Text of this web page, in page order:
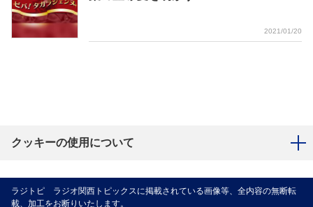
2021/01/20
クッキーの使用について
ラジトピ ラジオ関西トピックスに掲載されている画像等、全内容の無断転
載、加工をお断りいたします。